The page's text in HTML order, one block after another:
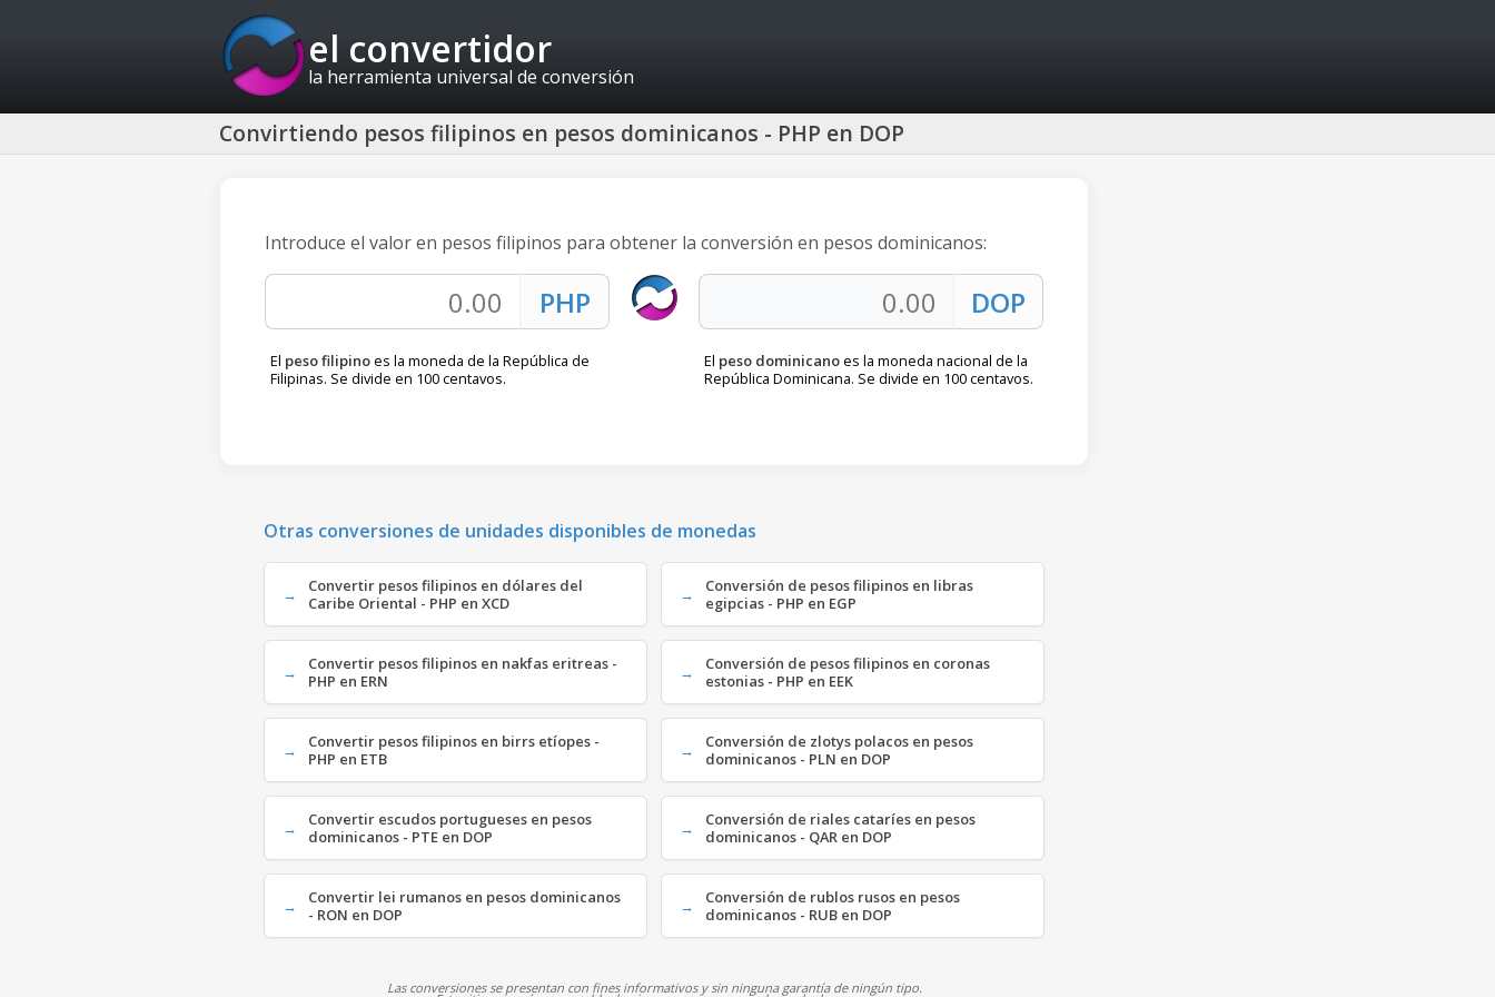
el convertidor
la herramienta universal de conversión
Convirtiendo pesos filipinos en pesos dominicanos - PHP en DOP
Introduce el valor en pesos filipinos para obtener la conversión en pesos dominicanos:
El peso filipinoes la moneda de la República de
Filipinas. Se divide en 100 centavos.
El peso dominicanoes la moneda nacional de la
República Dominicana. Se divide en 100 centavos.
Otras conversiones de unidades disponibles de monedas
Convertir pesos filipinos en dólares del
Caribe Oriental - PHP en XCD
Conversión de pesos filipinos en libras
egipcias - PHP en EGP
Convertir pesos filipinos en nakfas eritreas -
PHP en ERN
Conversión de pesos filipinos en coronas
estonias - PHP en EEK
Convertir pesos filipinos en birrs etíopes -
PHP en ETB
Conversión de zlotys polacos en pesos
dominicanos - PLN en DOP
Convertir escudos portugueses en pesos
dominicanos - PTE en DOP
Conversión de riales cataríes en pesos
dominicanos - QAR en DOP
Convertir lei rumanos en pesos dominicanos
- RON en DOP
Conversión de rublos rusos en pesos
dominicanos - RUB en DOP
Las conversiones se presentan con fines informativos y sin ninguna garantía de ningún tipo.